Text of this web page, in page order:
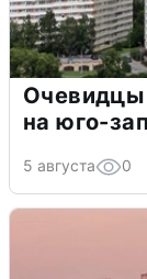
Очевидцы
на юго-
5 августа 0